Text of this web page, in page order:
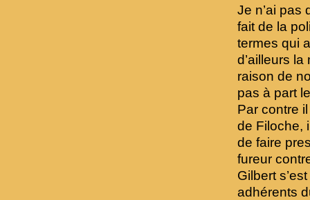
Je n’ai pas
fait de la
termes qui
d’ailleurs
raison de
pas à part
Par contre
de Filoche,
de faire
fureur
Gilbert
adhérents